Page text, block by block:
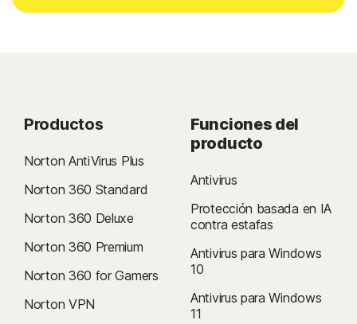
Productos
Norton AntiVirus Plus
Norton 360 Standard
Norton 360 Deluxe
Norton 360 Premium
Norton 360 for Gamers
Norton VPN
Funciones del
producto
Antivirus
Protección basada en IA
contra estafas
Antivirus para Windows
10
Antivirus para Windows
11